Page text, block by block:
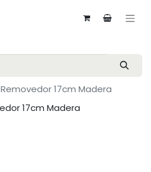
Removedor 17cm Madera